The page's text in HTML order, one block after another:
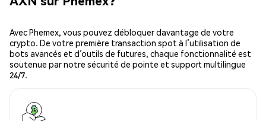
Avec Phemex, vous pouvez débloquer davantage de votre
crypto. De votre première transaction spot à l’utilisation de
bots avancés et d’outils de futures, chaque fonctionnalité est
soutenue par notre sécurité de pointe et support multilingue
24/7.